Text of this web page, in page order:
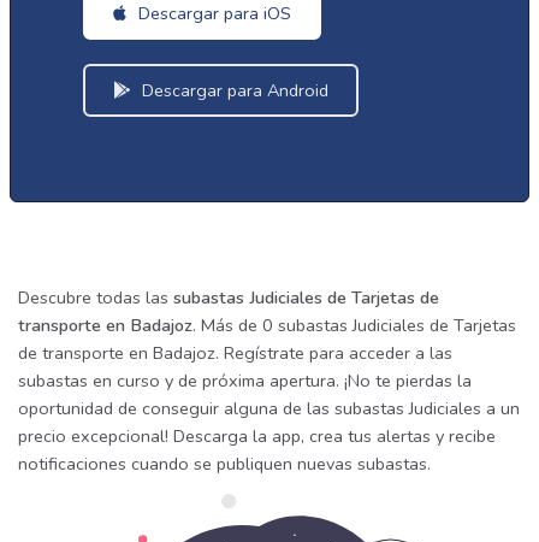
Descargar para iOS
Descargar para Android
Descubre todas las subastas Judiciales de Tarjetas de
transporte en Badajoz. Más de 0 subastas Judiciales de Tarjetas
de transporte en Badajoz. Regístrate para acceder a las
subastas en curso y de próxima apertura. ¡No te pierdas la
oportunidad de conseguir alguna de las subastas Judiciales a un
precio excepcional! Descarga la app, crea tus alertas y recibe
notificaciones cuando se publiquen nuevas subastas.